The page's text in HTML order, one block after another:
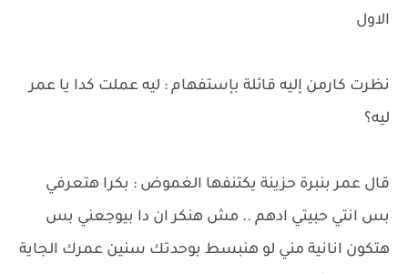
الاول
نظرت كارمن إليه قائلة بإستفهام : ليه عملت كدا يا عمر
ليه؟
قال عمر بنبرة حزينة يكتنفها الغموض : بكرا هتعرفي
بس انتي حبيتي ادهم .. مش هنكر ان دا بيوجعني بس
هتكون انانية مني لو هنبسط بوحدتك سنين عمرك الجاية